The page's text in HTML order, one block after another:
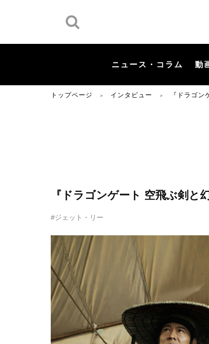
ニュース・コラム 動
トップページ ＞ インタビュー ＞ 『ドラゴ
『ドラゴンゲート 空飛ぶ剣
#ジェット・リー